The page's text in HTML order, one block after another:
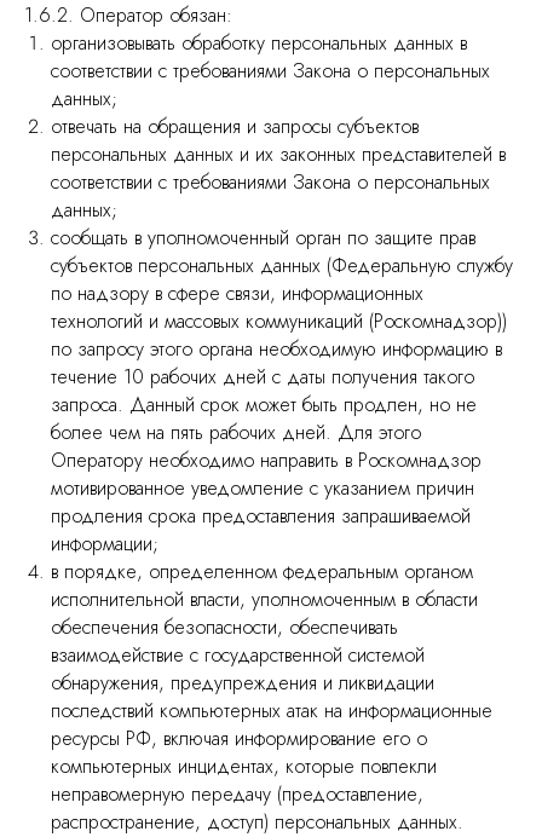
1.6.2. Оператор обязан:
организовывать обработку персональных данных в
соответствии с требованиями Закона о персональных
данных;
отвечать на обращения и запросы субъектов
персональных данных и их законных представителей в
соответствии с требованиями Закона о персональных
данных;
сообщать в уполномоченный орган по защите прав
субъектов персональных данных (Федеральную службу
по надзору в сфере связи, информационных
технологий и массовых коммуникаций (Роскомнадзор))
по запросу этого органа необходимую информацию в
течение 10 рабочих дней с даты получения такого
запроса. Данный срок может быть продлен, но не
более чем на пять рабочих дней. Для этого
Оператору необходимо направить в Роскомнадзор
мотивированное уведомление с указанием причин
продления срока предоставления запрашиваемой
информации;
в порядке, определенном федеральным органом
исполнительной власти, уполномоченным в области
обеспечения безопасности, обеспечивать
взаимодействие с государственной системой
обнаружения, предупреждения и ликвидации
последствий компьютерных атак на информационные
ресурсы РФ, включая информирование его о
компьютерных инцидентах, которые повлекли
неправомерную передачу (предоставление,
распространение, доступ) персональных данных.